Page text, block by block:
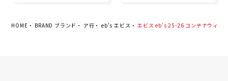
HOME BRAND ブランド ア行 eb's エビス エビス eb's 25-26 コンテナウィー